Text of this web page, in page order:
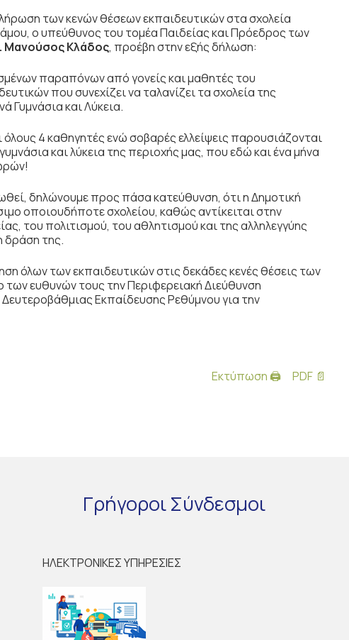
των κενών θέσεων εκπαιδευτικών στα σχολεία
ο υπεύθυνος του τομέα Παιδείας και Πρόεδρος των
Μανούσος Κλάδος, προέβη στην εξής δήλωση:
παραπόνων από γονείς και μαθητές του
που συνεχίζει να ταλανίζει τα σχολεία της
Γυμνάσια και Λύκεια.
όλους 4 καθηγητές ενώ σοβαρές ελλείψεις παρουσιάζονται
και λύκεια της περιοχής μας, που εδώ και ένα μήνα
δηλώνουμε προς πάσα κατεύθυνση, ότι η Δημοτική
οποιουδήποτε σχολείου, καθώς αντίκειται στην
του πολιτισμού, του αθλητισμού και της αλληλεγγύης
δράση της.
όλων των εκπαιδευτικών στις δεκάδες κενές θέσεις των
ευθυνών τους την Περιφερειακή Διεύθυνση
Εκπαίδευσης Ρεθύμνου για την
Εκτύπωση 🖨 PDF 📄
ΓρήγοροιΣύνδεσμοι
ΗΛΕΚΤΡΟΝΙΚΕΣ ΥΠΗΡΕΣΙΕΣ